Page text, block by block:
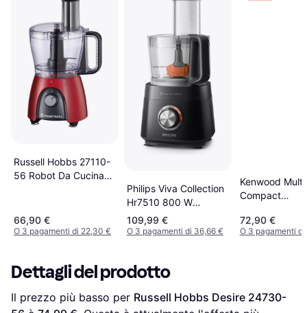
Russell Hobbs 27110-
56 Robot Da Cucina
66,90 €
O 3 pagamenti di 22,30 €
Philips Viva Collection
Hr7510 800 W
Capacità Ciotola 2.1 l
Nero
109,99 €
O 3 pagamenti di 36,66 €
Kenwood
Compact
72,90 €
O 3 pagamenti
Dettagli del prodotto
Il prezzo più basso per Russell Hobbs Desire 24730-